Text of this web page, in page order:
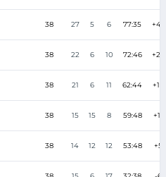
38 27 5 6 77:35 +42
38 22 6 10 72:46 +26
38 21 6 11 62:44 +18
38 15 15 8 59:48 +11
38 14 12 12 53:48 +5